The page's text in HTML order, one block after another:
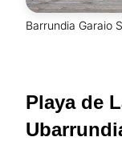
Barrundia Garaio
Playa de